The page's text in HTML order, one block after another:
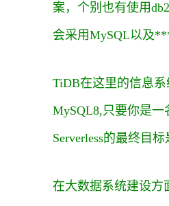
案，个别也有使用
会采用MySQL以及
TiDB在这里的信息
MySQL8,只要你是一
Serverless的最终目
在大数据系统建设方